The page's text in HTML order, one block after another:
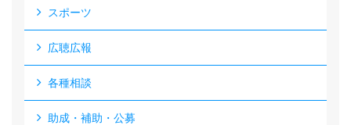
スポーツ
広聴広報
各種相談
助成・補助・公募